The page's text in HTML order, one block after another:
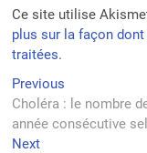
Ce site utilise
plus sur la façon
traitées.
Navigation
de
l’article
Previous
post:
Choléra : le nombre
année consécutive
NextNext